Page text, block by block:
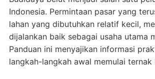
Indonesia. Permintaan pasar yang
lahan yang dibutuhkan relatif kecil,
dijalankan baik sebagai usaha utama
Panduan ini menyajikan informasi
langkah-langkah awal memulai